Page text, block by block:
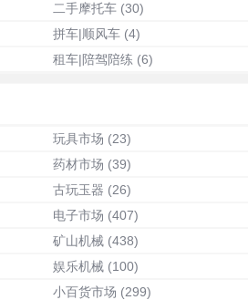
二手摩托车 (30)
拼车|顺风车 (4)
租车|陪驾陪练 (6)
玩具市场 (23)
药材市场 (39)
古玩玉器 (26)
电子市场 (407)
矿山机械 (438)
娱乐机械 (100)
小百货市场 (299)